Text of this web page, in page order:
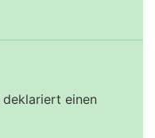
einen